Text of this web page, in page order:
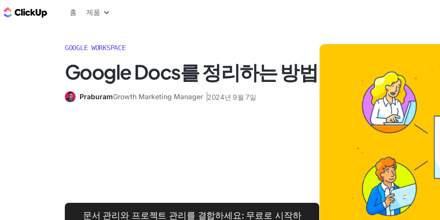
ClickUp 블로그
홈 제품
GOOGLE WORKSPACE
Google Docs를 정리하는 방법
PraburamGrowth Marketing Manager 2024년 9월 7일
문서 관리와 프로젝트 관리를 결합하세요: 무료로 시작하